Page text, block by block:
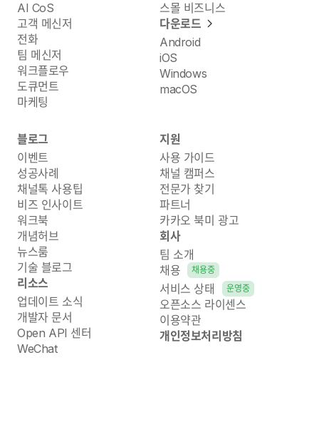
AI CoS
고객 메신저
전화
팀 메신저
워크플로우
도큐먼트
마케팅
스몰 비즈니스
다운로드
Android
iOS
Windows
macOS
블로그
이벤트
성공사례
채널톡 사용팁
비즈 인사이트
워크북
개념허브
뉴스룸
기술 블로그
리소스
업데이트 소식
개발자 문서
Open API 센터
WeChat
지원
사용 가이드
채널 캠퍼스
전문가 찾기
파트너
카카오 북미 광고
회사
팀 소개
채용
채용중
서비스 상태 운영중
오픈소스 라이센스
이용약관
개인정보처리방침